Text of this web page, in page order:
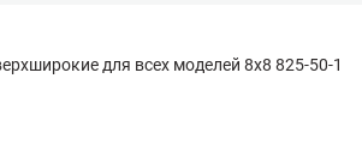
для всех моделей 8х8 825-50-1